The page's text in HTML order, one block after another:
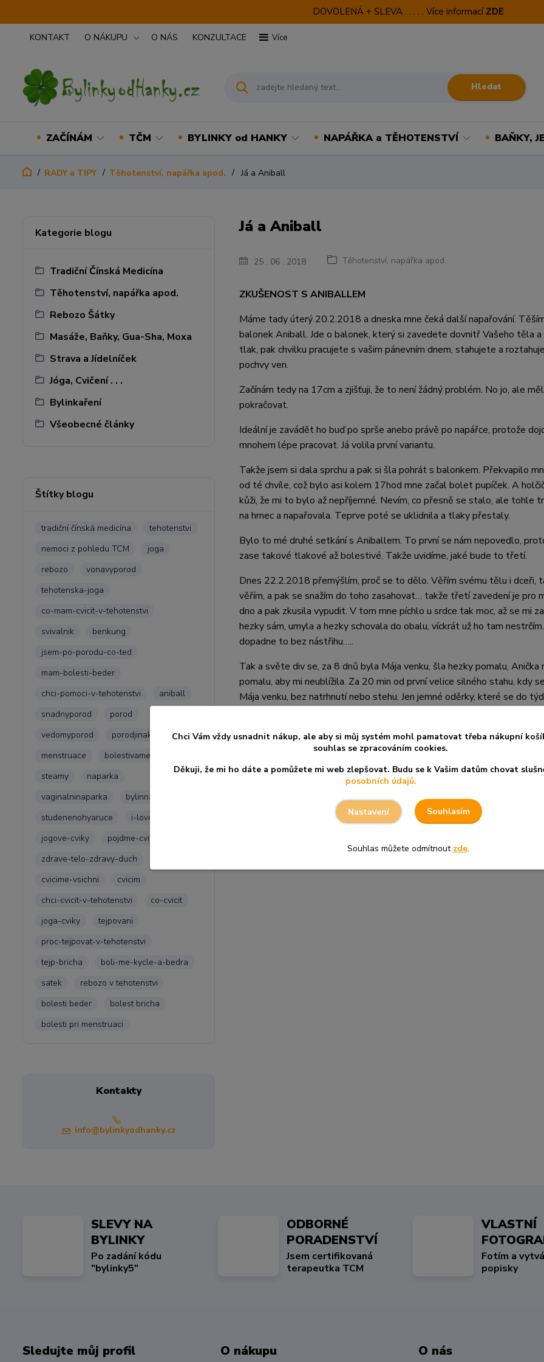
DOVOLENÁ + SLEVA . . . . . Více informací ZDE
KONTAKT O NÁKUPU O NÁS KONZULTACE Více
Hledat
ZAČÍNÁM TČM BYLINKY od HANKY NAPÁŘKA a TĚHOTENSTVÍ BAŇKY,
RADY a TIPY Těhotenství, napářka apod. Já a Aniball
Kategorie blogu
Tradiční Čínská Medicína
Těhotenství, napářka apod.
Rebozo Šátky
Masáže, Baňky, Gua-Sha, Moxa
Strava a Jídelníček
Jóga, Cvičení . . .
Bylinkaření
Všeobecné články
Štítky blogu
tradiční čínská medicína
tehotenstvi
nemoci z pohledu TCM
joga
rebozo
vonavyporod
tehotenska-joga
co-mam-cvicit-v-tehotenstvi
svivalnik
benkung
jsem-po-porodu-co-ted
mam-bolesti-beder
chci-pomoci-v-tehotenstvi
aniball
snadnyporod
porod
vedomyporod
porodjinak
menstruace
bolestivamenstruace
steamy
naparka
vaginalninaparka
bylinnanaparka
studenenohyaruce
i-love-joga
jogove-cviky
pojdme-cvicit
zdrave-telo-zdravy-duch
cvicime-vsichni
cvicim
chci-cvicit-v-tehotenstvi
co-cvicit
joga-cviky
tejpovani
proc-tejpovat-v-tehotenstvi
tejp-bricha
boli-me-kycle-a-bedra
satek
rebozo v tehotenstvi
bolesti beder
bolest bricha
bolesti pri menstruaci
Kontakty
info@bylinkyodhanky.cz
25 06 2018 Těhotenství, napářka apod.
Já a Aniball
ZKUŠENOST S ANIBALLEM
Máme tady úterý 20.2.2018 a dneska mne čeká další napařování.
balonek Aniball. Jde o balonek, který si zavedete dovnitř Vašeho těla
tlak, pak chvilku pracujete s vašim pánevním dnem, stahujete a
pochvy ven.
Začínám tedy na 17cm a zjišťuji, že to není žádný problém. No jo, ale
pokračovat.
Ideální je zavádět ho buď po sprše anebo právě po napářce, protože
mnohem lépe pracovat. Já volila první variantu.
Takže jsem si dala sprchu a pak si šla pohrát s balonkem. Překvapilo
od té chvíle, což bylo asi kolem 17hod mne začal bolet pupíček. A
kůži, že mi to bylo až nepříjemné. Nevím, co přesně se stalo, ale tohle
na hrnec a napařovala. Teprve poté se uklidnila a tlaky přestaly.
Bylo to mé druhé setkání s Aniballem. To první se nám nepovedlo,
zase takové tlakové až bolestivé. Takže uvidíme, jaké bude to třetí.
Dnes 22.2.2018 přemýšlím, proč se to dělo. Věřím svému tělu i dceři,
věřím, a pak se snažím do toho zasahovat… takže třetí zavedení je pro
dno a pak zkusila vypudit. V tom mne píchlo u srdce tak moc, až se mi
hezky sám, umyla a hezky schovala do obalu, víckrát už ho tam
dopadne to bez nástřihu…..
Tak a světe div se, za 8 dnů byla Mája venku, šla hezky pomalu,
pomalu, aby mi neublížila. Za 20 min od první velice silného stahu, kdy
Mája venku, bez natrhnutí nebo stehu. Jen jemné oděrky, které se do
Líbil se článek? Sdílejte ho s přáteli
tehotenstvi tradiční čínská medicína
SLEVY NA
BYLINKY
Po zadání kódu
"bylinky5"
ODBORNÉ
PORADENSTVÍ
Jsem certifikovaná
terapeutka TCM
VLASTNÍ
Fotím a
popisky
Sledujte můj profil O nákupu O nás
Chci Vám vždy usnadnit nákup, ale aby si můj systém mohl pamatovat třeba nákupní
souhlas se zpracováním cookies.
Děkuji, že mi ho dáte a pomůžete mi web zlepšovat. Budu se k Vašim datům chovat
posobních údajů.
Nastavení Souhlasím
Souhlas můžete odmítnout zde.